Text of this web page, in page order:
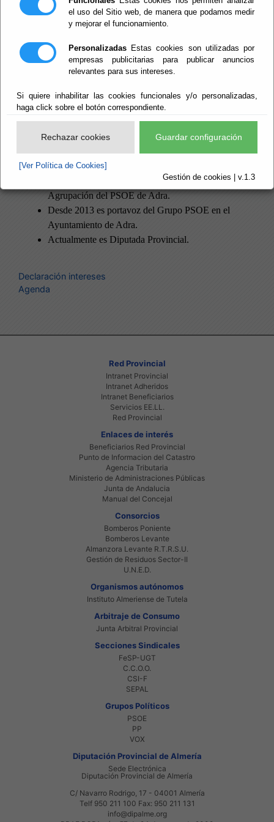
el uso del Sitio web, de manera que podamos medir
y mejorar el funcionamiento.
Personalizadas Estas cookies son utilizadas por
empresas publicitarias para publicar anuncios
relevantes para sus intereses.
Si quiere inhabilitar las cookies funcionales y/o personalizadas,
haga click sobre el botón correspondiente.
Rechazar cookies Guardar configuración
[Ver Política de Cookies]
Gestión de cookies | v.1.3
Desde el 11 de junio de 2011 hasta la fecha Concejala
del Ayuntamiento de Adra.
Candidata a la Alcaldía del PSOE en el municipio de
Adra en las elecciones de 2015 y 2019.
En 2012 fue elegida Secretaria General de la
Agrupación del PSOE de Adra.
Desde 2013 es portavoz del Grupo PSOE en el
Ayuntamiento de Adra.
Actualmente es Diputada Provincial.
Declaración intereses
Agenda
Red Provincial
Intranet Provincial
Intranet Adheridos
Intranet Beneficiarios
Servicios EE.LL.
Red Provincial
Enlaces de interés
Beneficiarios Red Provincial
Punto de Informacion del Catastro
Agencia Tributaria
Ministerio de Administraciones Públicas
Junta de Andalucia
Manual del Concejal
Consorcios
Bomberos Poniente
Bomberos Levante
Almanzora Levante R.T.R.S.U.
Gestión de Residuos Sector-II
U.N.E.D.
Organismos autónomos
Instituto Almeriense de Tutela
Arbitraje de Consumo
Junta Arbitral Provincial
Secciones Sindicales
FeSP-UGT
C.C.O.O.
CSI-F
SEPAL
Grupos Políticos
PSOE
PP
VOX
Diputación Provincial de Almería
Sede Electrónica
Diputación Provincial de Almería
C/ Navarro Rodrigo, 17 - 04001 Almería
Telf 950 211 100 Fax: 950 211 131
info@dipalme.org